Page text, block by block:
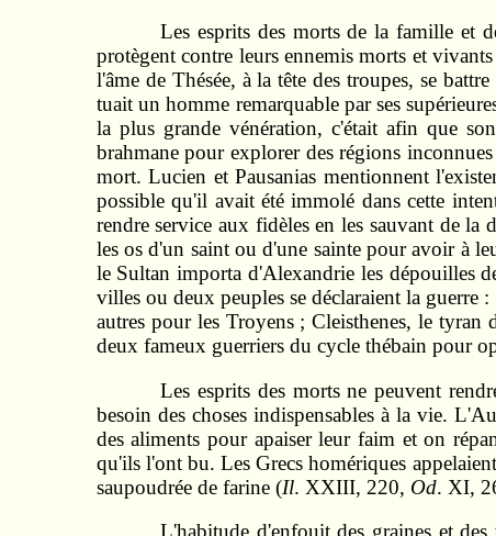
Les esprits des morts de la famille et
protègent contre leurs ennemis morts et
l'âme de Thésée, à la tête des troupes, se
tuait un homme remarquable par ses
la plus grande vénération, c'était afin que
brahmane pour explorer des régions
mort. Lucien et Pausanias mentionnent
possible qu'il avait été immolé dans cette
rendre service aux fidèles en les sauvant de la
les os d'un saint ou d'une sainte pour avoir à
le Sultan importa d'Alexan­drie les dépouilles
villes ou deux peuples se déclaraient la guerre
autres pour les Troyens ; Cleisthenes, le tyran
deux fameux guerriers du cycle thébain pour
Les esprits des morts ne peuvent
besoin des choses indispensables à la vie.
des aliments pour apaiser leur faim et on
qu'ils l'ont bu. Les Grecs homériques
saupoudrée de farine (Il. XXIII, 220, Od. XI,